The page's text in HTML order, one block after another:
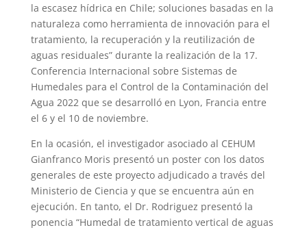
la escasez hídrica en Chile; soluciones basadas en la
naturaleza como herramienta de innovación para el
tratamiento, la recuperación y la reutilización de
aguas residuales” durante la realización de la 17.
Conferencia Internacional sobre Sistemas de
Humedales para el Control de la Contaminación del
Agua 2022 que se desarrolló en Lyon, Francia entre
el 6 y el 10 de noviembre.
En la ocasión, el investigador asociado al CEHUM
Gianfranco Moris presentó un poster con los datos
generales de este proyecto adjudicado a través del
Ministerio de Ciencia y que se encuentra aún en
ejecución. En tanto, el Dr. Rodriguez presentó la
ponencia “Humedal de tratamiento vertical de aguas